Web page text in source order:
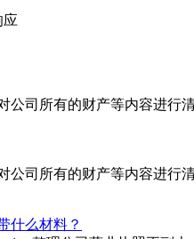
应
公司所有的财产等内容进行
公司所有的财产等内容进行
什么材料？